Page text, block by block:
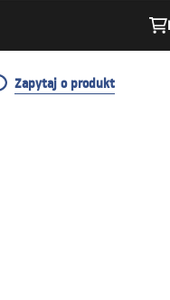
Zapytaj o produkt